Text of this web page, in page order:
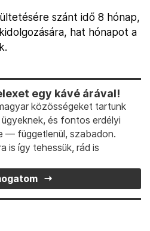
szánt idő 8 hónap,
hat hónapot a
egy kávé árával!
közösségeket tartunk
és fontos erdélyi
— függetlenül, szabadon.
is így tehessük, rád is